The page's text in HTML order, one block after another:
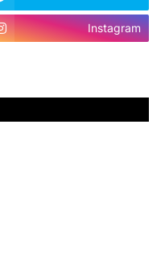
Instagram